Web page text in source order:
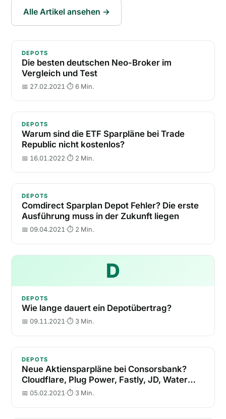
Alle Artikel ansehen →
Die besten deutschen Neo-Broker im Vergleich und
DEPOTS
Die besten deutschen Neo-Broker im
Vergleich und Test
📅 27.02.2021 ·⏱ 6 Min.
Warum sind die ETF Sparpläne bei Trade Republic
DEPOTS
Warum sind die ETF Sparpläne bei Trade
Republic nicht kostenlos?
📅 16.01.2022·⏱ 2 Min.
Comdirect Sparplan Depot Fehler? Die erste
DEPOTS
Comdirect Sparplan Depot Fehler? Die erste
Ausführung muss in der Zukunft liegen
📅 09.04.2021·⏱ 2 Min.
D
Wie lange
DEPOTS
Wie lange dauert ein Depotübertrag?
📅 09.11.2021·⏱ 3 Min.
Neue Aktiensparpläne bei Consorsbank?
DEPOTS
Neue Aktiensparpläne bei Consorsbank?
Cloudflare, Plug Power, Fastly, JD, Water
Works
📅 05.02.2021·⏱ 3 Min.